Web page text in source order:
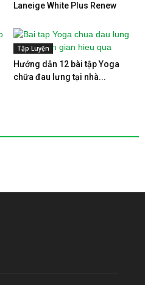
Laneige White Plus Renew
Tập Luyện
Hướng dẫn 12 bài tập Yoga
chữa đau lưng tại nhà...